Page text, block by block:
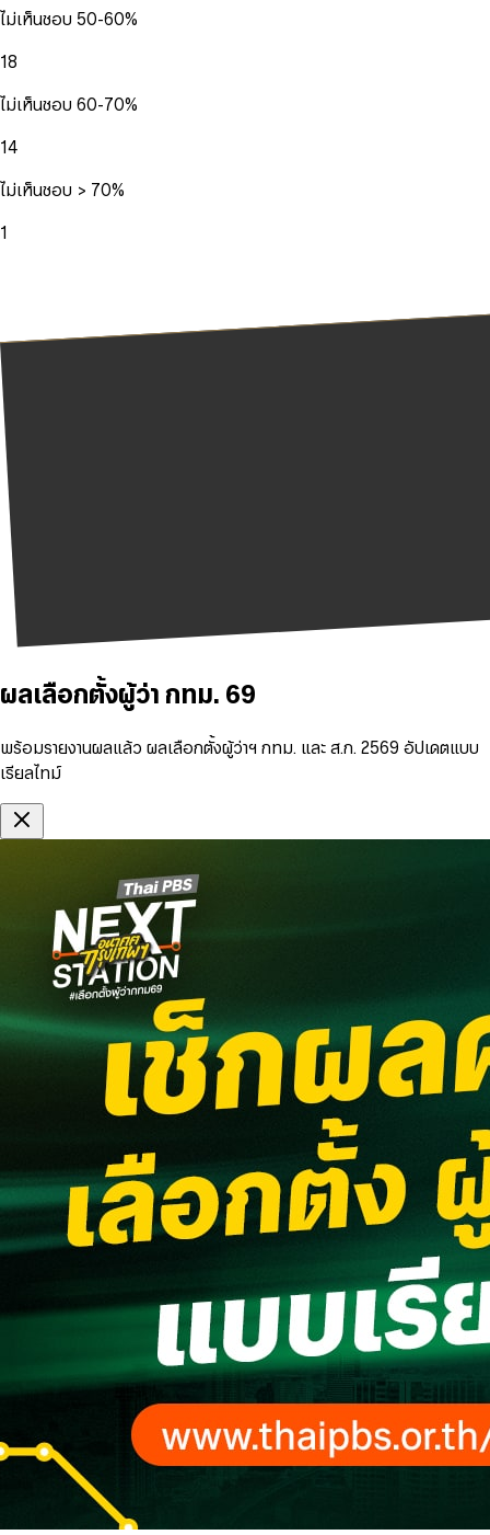
ไม่เห็นชอบ 50-60%
18
ไม่เห็นชอบ 60-70%
14
ไม่เห็นชอบ > 70%
1
ผลเลือกตั้งผู้ว่า กทม. 69
พร้อมรายงานผลแล้ว ผลเลือกตั้งผู้ว่าฯ กทม. และ ส.ก. 2569 อัปเดตแบบ
เรียลไทม์